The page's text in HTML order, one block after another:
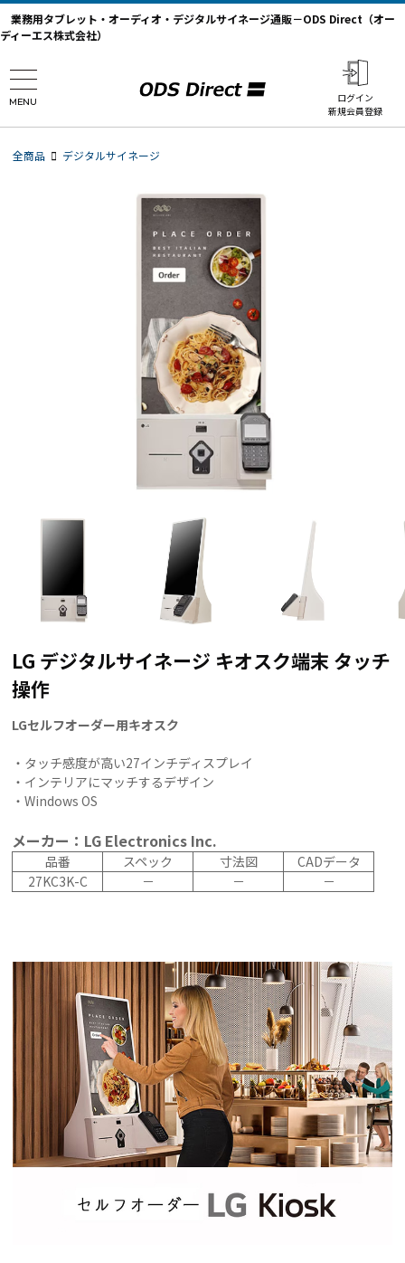
業務用タブレット・オーディオ・デジタルサイネージ通販－ODS Direct（オー
ディーエス株式会社）
MENU
ログイン
新規会員登録
全商品 デジタルサイネージ
LG デジタルサイネージ キオスク端末 タッチ
操作
LGセルフオーダー用キオスク
・タッチ感度が高い27インチディスプレイ
・インテリアにマッチするデザイン
・Windows OS
メーカー：LG Electronics Inc.
品番 スペック 寸法図
CADデータ
27KC3K-C
－ － －